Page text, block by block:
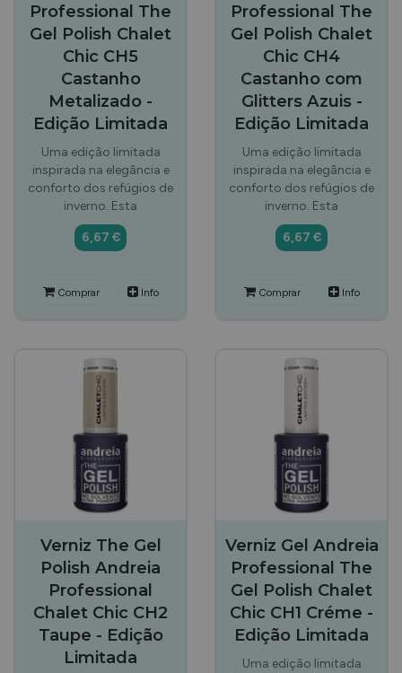
Professional The
Gel Polish Chalet
Chic CH5
Castanho
Metalizado -
Edição Limitada
Uma edição limitada
inspirada na elegância e
conforto dos refúgios de
inverno. Esta
6,67 €
Comprar Info
Professional The
Gel Polish Chalet
Chic CH4
Castanho com
Glitters Azuis -
Edição Limitada
Uma edição limitada
inspirada na elegância e
conforto dos refúgios de
inverno. Esta
6,67 €
Comprar Info
Verniz The Gel
Polish Andreia
Professional
Chalet Chic CH2
Taupe - Edição
Limitada
Verniz Gel Andreia
Professional The
Gel Polish Chalet
Chic CH1 Créme -
Edição Limitada
Uma edição limitada